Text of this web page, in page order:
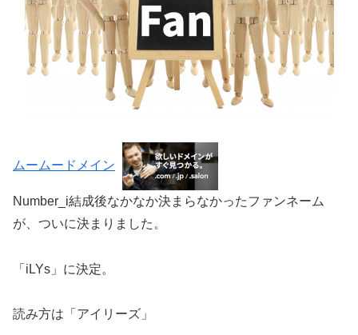
ムームードメイン
Number_i結成後なかなか決まらなかったファンネーム
が、ついに決まりました。
「iLYs」に決定。
読み方は「アイリーズ」